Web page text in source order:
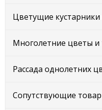
Цветущие кустарники
Многолетние цветы и
Рассада однолетних
Сопутствующие